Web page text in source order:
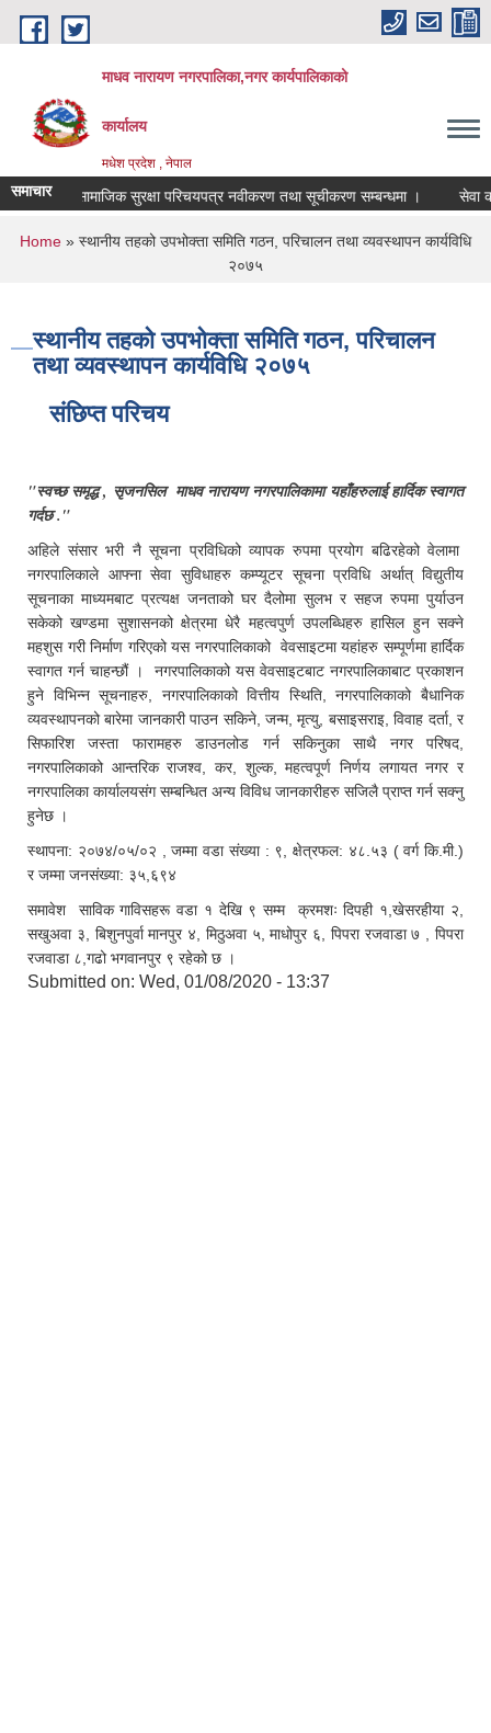
Skip to main content
माधव नारायण नगरपालिका,नगर कार्यपालिकाको
कार्यालय
मधेश प्रदेश , नेपाल
समाचार सामाजिक सुरक्षा परिचयपत्र नवीकरण तथा सूचीकरण सम्बन्धमा ।
You are here
Home » स्थानीय तहको उपभोक्ता समिति गठन, परिचालन तथा व्यवस्थापन कार्यविधि
२०७५
स्थानीय तहको उपभोक्ता समिति गठन, परिचालन
तथा व्यवस्थापन कार्यविधि २०७५
संछिप्त परिचय
"स्वच्छ समृद्ध , सृजनसिल माधव नारायण नगरपालिकामा यहाँहरुलाई हार्दिक स्वागत
गर्दछ ."
अहिले संसार भरी नै सूचना प्रविधिको व्यापक रुपमा प्रयोग बढिरहेको वेलामा
नगरपालिकाले आफ्ना सेवा सुविधाहरु कम्प्यूटर सूचना प्रविधि अर्थात् विद्युतीय
सूचनाका माध्यमबाट प्रत्यक्ष जनताको घर दैलोमा सुलभ र सहज रुपमा पुर्याउन
सकेको खण्डमा सुशासनको क्षेत्रमा धेरै महत्वपुर्ण उपलब्धिहरु हासिल हुन सक्ने
महशुस गरी निर्माण गरिएको यस नगरपालिकाको वेवसाइटमा यहांहरु सम्पूर्णमा हार्दिक
स्वागत गर्न चाहन्छौं । नगरपालिकाको यस वेवसाइटबाट नगरपालिकाबाट प्रकाशन
हुने विभिन्न सूचनाहरु, नगरपालिकाको वित्तीय स्थिति, नगरपालिकाको बैधानिक
व्यवस्थापनको बारेमा जानकारी पाउन सकिने, जन्म, मृत्यु, बसाइसराइ, विवाह दर्ता, र
सिफारिश जस्ता फारामहरु डाउनलोड गर्न सकिनुका साथै नगर परिषद,
नगरपालिकाको आन्तरिक राजश्व, कर, शुल्क, महत्वपूर्ण निर्णय लगायत नगर र
नगरपालिका कार्यालयसंग सम्बन्धित अन्य विविध जानकारीहरु सजिलै प्राप्त गर्न सक्नु
हुनेछ ।
स्थापना: २०७४/०५/०२ , जम्मा वडा संख्या : ९, क्षेत्रफल: ४८.५३ ( वर्ग कि.मी.)
र जम्मा जनसंख्या: ३५,६९४
समावेश साविक गाविसहरू वडा १ देखि ९ सम्म क्रमशः दिपही १,खेसरहीया २,
सखुअवा ३, बिशुनपुर्वा मानपुर ४, मिठुअवा ५, माधोपुर ६, पिपरा रजवाडा ७ , पिपरा
रजवाडा ८,गढो भगवानपुर ९ रहेको छ ।
Submitted on: Wed, 01/08/2020 - 13:37